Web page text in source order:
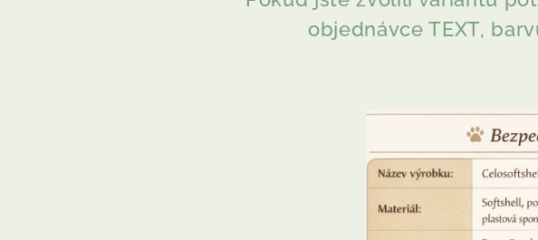
objednávce TEXT,